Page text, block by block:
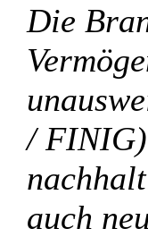
Die
/ FINIG)
auch